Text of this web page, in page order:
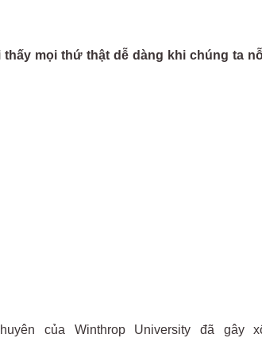
mọi thứ thật dễ dàng khi chúng ta
của Winthrop University đã gây